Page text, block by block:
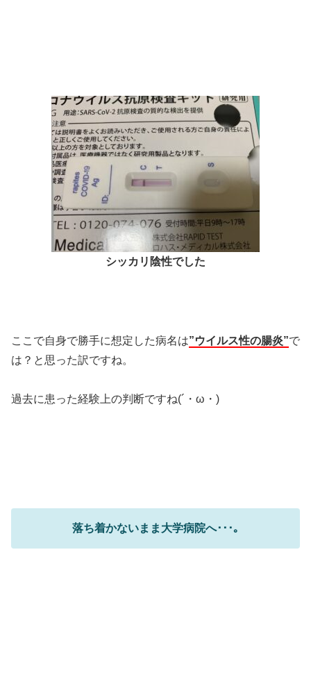
シッカリ陰性でした
ここで自身で勝手に想定した病名は”ウイルス性の腸炎”で
は？と思った訳ですね。
過去に患った経験上の判断ですね(´・ω・)
落ち着かないまま大学病院へ･･･｡